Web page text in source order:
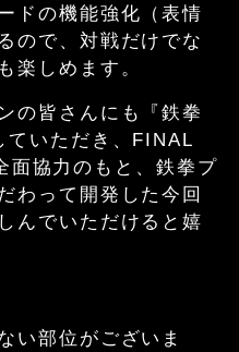
ドの機能強化（表情
ので、対戦だけでな
楽しめます。
の皆さんにも『鉄拳
ていただき、FINAL
面協力のもと、鉄拳プ
わって開発した今回
んでいただけると嬉
い部位がございま